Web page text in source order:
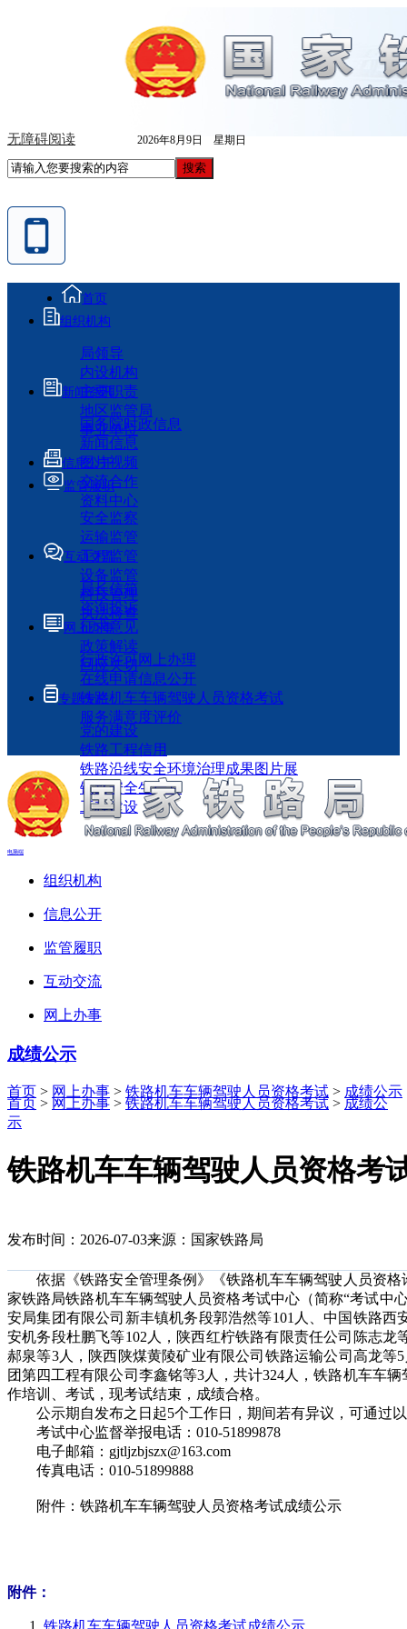
无障碍阅读 2026年8月9日 星期日
首页
组织机构
局领导
内设机构
主要职责
地区监管局
事业单位
新闻资讯
国务院时政信息
新闻信息
图片视频
交流合作
资料中心
信息公开
监管履职
安全监察
运输监管
工程监管
设备监管
科技管理
执法检查
互动交流
局长信箱
咨询投诉
征求意见
政策解读
回应关切
网上办事
行政许可网上办理
在线申请信息公开
铁路机车车辆驾驶人员资格考试
服务满意度评价
专题专栏
党的建设
铁路工程信用
铁路沿线安全环境治理成果图片展
铁路安全生产月
工程建设
电脑端
组织机构
信息公开
监管履职
互动交流
网上办事
成绩公示
首页 > 网上办事 > 铁路机车车辆驾驶人员资格考试 > 成绩公示
首页 > 网上办事 > 铁路机车车辆驾驶人员资格考试 > 成绩公
示
铁路机车车辆驾驶人员资格考
发布时间：2026-07-03来源：国家铁路局
依据《铁路安全管理条例》《铁路机车车辆驾驶人员资格
家铁路局铁路机车车辆驾驶人员资格考试中心（简称“考试中
安局集团有限公司新丰镇机务段郭浩然等101人、中国铁路
安机务段杜鹏飞等102人，陕西红柠铁路有限责任公司陈志
郝泉等3人，陕西陕煤黄陵矿业有限公司铁路运输公司高龙
团第四工程有限公司李鑫铭等3人，共计324人，铁路机车车
作培训、考试，现考试结束，成绩合格。
公示期自发布之日起5个工作日，期间若有异议，可通过
考试中心监督举报电话：010-51899878
电子邮箱：gjtljzbjszx@163.com
传真电话：010-51899888
附件：铁路机车车辆驾驶人员资格考试成绩公示
附件：